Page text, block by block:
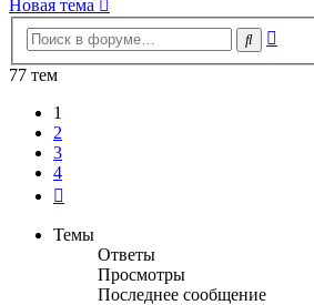
Новая тема
Поиск
77 тем
1
2
3
4
Темы
Ответы
Просмотры
Последнее сообщение